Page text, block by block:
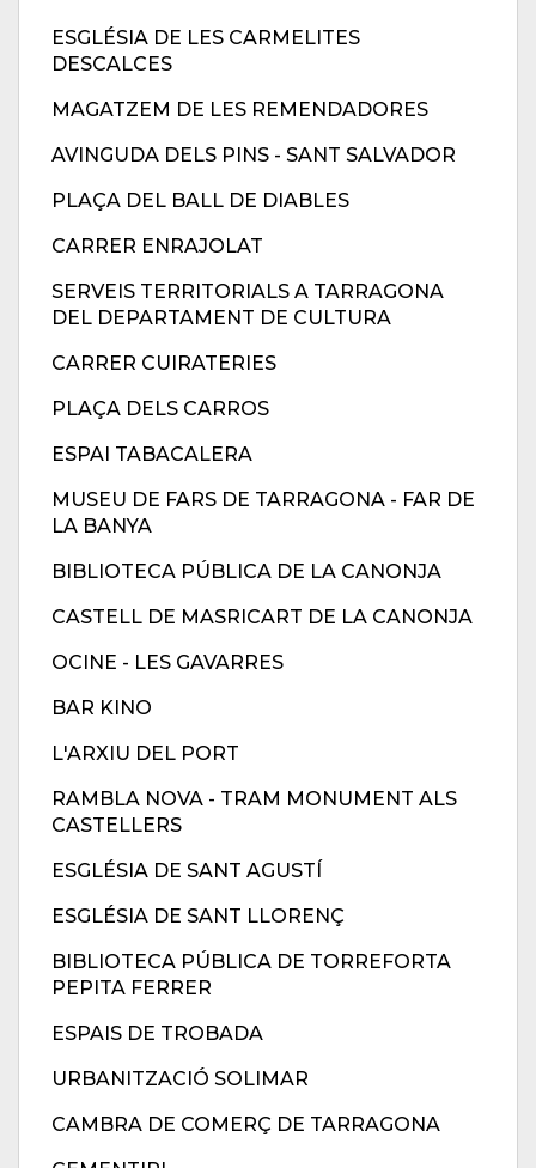
ESGLÉSIA DE LES CARMELITES
DESCALCES
MAGATZEM DE LES REMENDADORES
AVINGUDA DELS PINS - SANT SALVADOR
PLAÇA DEL BALL DE DIABLES
CARRER ENRAJOLAT
SERVEIS TERRITORIALS A TARRAGONA
DEL DEPARTAMENT DE CULTURA
CARRER CUIRATERIES
PLAÇA DELS CARROS
ESPAI TABACALERA
MUSEU DE FARS DE TARRAGONA - FAR DE
LA BANYA
BIBLIOTECA PÚBLICA DE LA CANONJA
CASTELL DE MASRICART DE LA CANONJA
OCINE - LES GAVARRES
BAR KINO
L'ARXIU DEL PORT
RAMBLA NOVA - TRAM MONUMENT ALS
CASTELLERS
ESGLÉSIA DE SANT AGUSTÍ
ESGLÉSIA DE SANT LLORENÇ
BIBLIOTECA PÚBLICA DE TORREFORTA
PEPITA FERRER
ESPAIS DE TROBADA
URBANITZACIÓ SOLIMAR
CAMBRA DE COMERÇ DE TARRAGONA